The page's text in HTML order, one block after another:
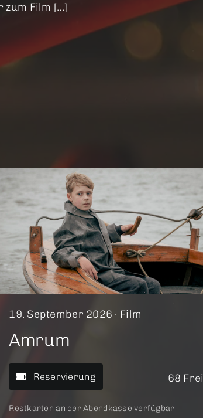
Film [...]
19. September 2026 · Film
Amrum
Reservierung 68 Frei
Restkarten an der Abendkasse verfügbar